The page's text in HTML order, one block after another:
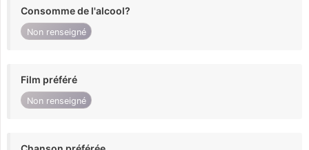
Consomme de l'alcool?
Non renseigné
Film préféré
Non renseigné